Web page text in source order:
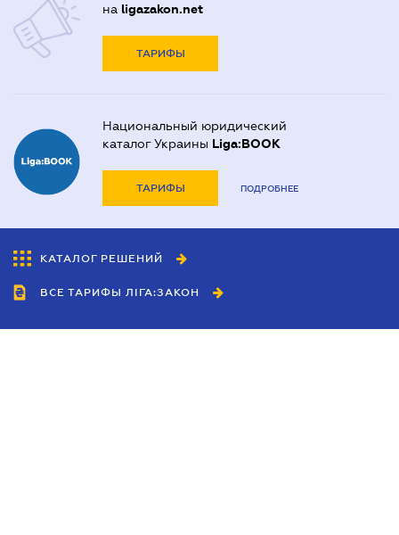
на ligazakon.net
ТАРИФЫ
Национальный юридический
каталог Украины Liga:BOOK
ТАРИФЫ ПОДРОБНЕЕ
КАТАЛОГ РЕШЕНИЙ
ВСЕ ТАРИФЫ ЛІГА:ЗАКОН